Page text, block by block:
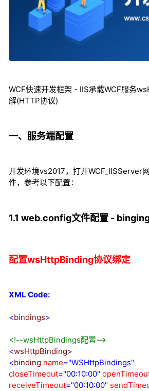
WCF快速开发框架 - IIS承载WCF服务
解(HTTP协议)
一、服务端配置
开发环境vs2017，打开WCF_IISServer
件，参考以下配置：
1.1 web.config文件配置 -
配置wsHttpBinding协议绑定
XML Code:
<bindings>
<!--wsHttpBindings配置-->
<wsHttpBinding>
<binding name="WSHttpBindings"
closeTimeout="00:10:00"
receiveTimeout="00:10:00"